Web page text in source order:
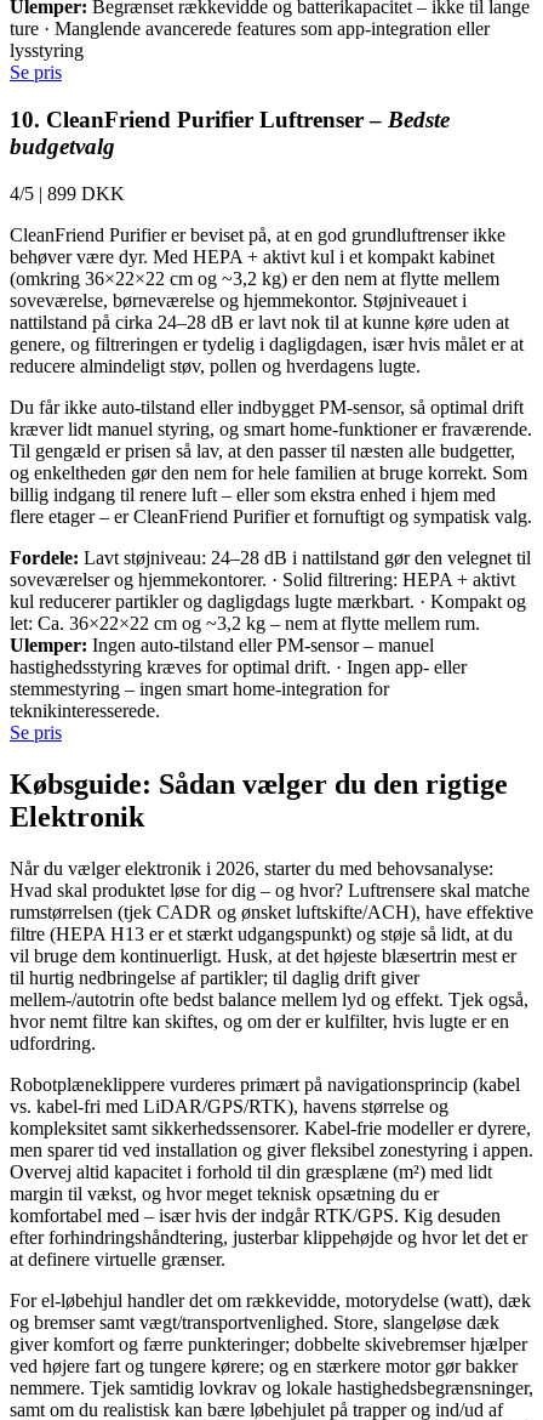
Ulemper: Begrænset rækkevidde og batterikapacitet – ikke til lange
ture · Manglende avancerede features som app-integration eller
lysstyring
Se pris
10. CleanFriend Purifier Luftrenser – Bedste
budgetvalg
4/5 | 899 DKK
CleanFriend Purifier er beviset på, at en god grundluftrenser ikke
behøver være dyr. Med HEPA + aktivt kul i et kompakt kabinet
(omkring 36×22×22 cm og ~3,2 kg) er den nem at flytte mellem
soveværelse, børneværelse og hjemmekontor. Støjniveauet i
nattilstand på cirka 24–28 dB er lavt nok til at kunne køre uden at
genere, og filtreringen er tydelig i dagligdagen, især hvis målet er at
reducere almindeligt støv, pollen og hverdagens lugte.
Du får ikke auto-tilstand eller indbygget PM-sensor, så optimal drift
kræver lidt manuel styring, og smart home-funktioner er fraværende.
Til gengæld er prisen så lav, at den passer til næsten alle budgetter,
og enkeltheden gør den nem for hele familien at bruge korrekt. Som
billig indgang til renere luft – eller som ekstra enhed i hjem med
flere etager – er CleanFriend Purifier et fornuftigt og sympatisk valg.
Fordele: Lavt støjniveau: 24–28 dB i nattilstand gør den velegnet til
soveværelser og hjemmekontorer. · Solid filtrering: HEPA + aktivt
kul reducerer partikler og dagligdags lugte mærkbart. · Kompakt og
let: Ca. 36×22×22 cm og ~3,2 kg – nem at flytte mellem rum.
Ulemper: Ingen auto-tilstand eller PM-sensor – manuel
hastighedsstyring kræves for optimal drift. · Ingen app- eller
stemmestyring – ingen smart home-integration for
teknikinteresserede.
Se pris
Købsguide: Sådan vælger du den rigtige
Elektronik
Når du vælger elektronik i 2026, starter du med behovsanalyse:
Hvad skal produktet løse for dig – og hvor? Luftrensere skal matche
rumstørrelsen (tjek CADR og ønsket luftskifte/ACH), have effektive
filtre (HEPA H13 er et stærkt udgangspunkt) og støje så lidt, at du
vil bruge dem kontinuerligt. Husk, at det højeste blæsertrin mest er
til hurtig nedbringelse af partikler; til daglig drift giver
mellem-/autotrin ofte bedst balance mellem lyd og effekt. Tjek også,
hvor nemt filtre kan skiftes, og om der er kulfilter, hvis lugte er en
udfordring.
Robotplæneklippere vurderes primært på navigationsprincip (kabel
vs. kabel-fri med LiDAR/GPS/RTK), havens størrelse og
kompleksitet samt sikkerhedssensorer. Kabel-frie modeller er dyrere,
men sparer tid ved installation og giver fleksibel zonestyring i appen.
Overvej altid kapacitet i forhold til din græsplæne (m²) med lidt
margin til vækst, og hvor meget teknisk opsætning du er
komfortabel med – især hvis der indgår RTK/GPS. Kig desuden
efter forhindringshåndtering, justerbar klippehøjde og hvor let det er
at definere virtuelle grænser.
For el-løbehjul handler det om rækkevidde, motorydelse (watt), dæk
og bremser samt vægt/transportvenlighed. Store, slangeløse dæk
giver komfort og færre punkteringer; dobbelte skivebremser hjælper
ved højere fart og tungere kørere; og en stærkere motor gør bakker
nemmere. Tjek samtidig lovkrav og lokale hastighedsbegrænsninger,
samt om du realistisk kan bære løbehjulet på trapper og ind/ud af